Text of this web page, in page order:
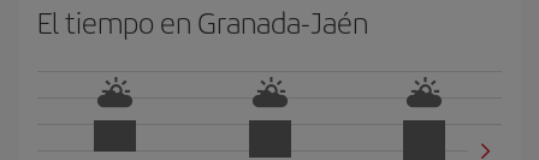
El tiempo en Granada-Jaén